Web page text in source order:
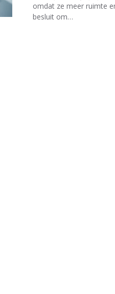
omdat ze meer ruimte
besluit om…